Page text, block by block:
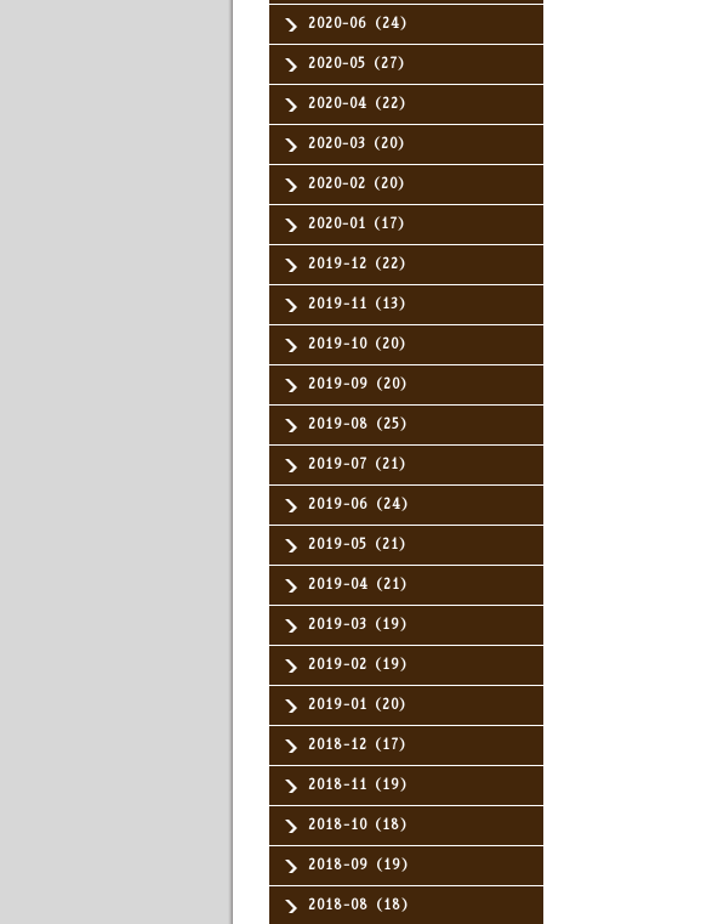
2020-06（24）
2020-05（27）
2020-04（22）
2020-03（20）
2020-02（20）
2020-01（17）
2019-12（22）
2019-11（13）
2019-10（20）
2019-09（20）
2019-08（25）
2019-07（21）
2019-06（24）
2019-05（21）
2019-04（21）
2019-03（19）
2019-02（19）
2019-01（20）
2018-12（17）
2018-11（19）
2018-10（18）
2018-09（19）
2018-08（18）